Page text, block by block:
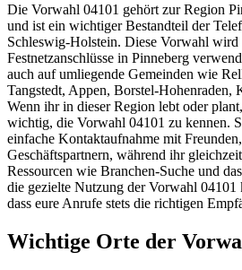
Die Vorwahl 04101 gehört zur Region
und ist ein wichtiger Bestandteil der
Schleswig-Holstein. Diese Vorwahl
Festnetzanschlüsse in Pinneberg
auch auf umliegende Gemeinden wie
Tangstedt, Appen, Borstel-Hohenraden,
Wenn ihr in dieser Region lebt oder
wichtig, die Vorwahl 04101 zu kennen.
einfache Kontaktaufnahme mit
Geschäftspartnern, während ihr
Ressourcen wie Branchen-Suche und
die gezielte Nutzung der Vorwahl 04101
dass eure Anrufe stets die richtigen
Wichtige Orte der